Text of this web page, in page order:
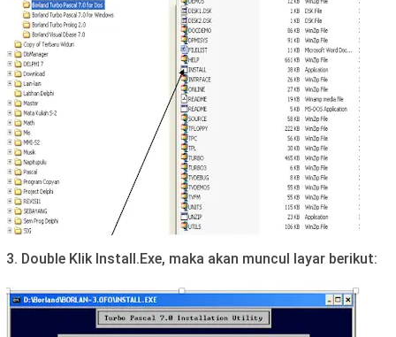
3. Double Klik Install.Exe, maka akan muncul layar berikut: